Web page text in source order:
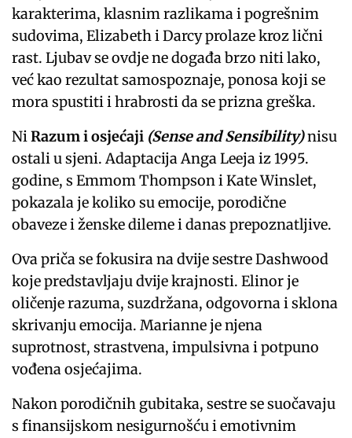
karakterima, klasnim razlikama i pogrešnim
sudovima, Elizabeth i Darcy prolaze kroz lični
rast. Ljubav se ovdje ne događa brzo niti lako,
već kao rezultat samospoznaje, ponosa koji se
mora spustiti i hrabrosti da se prizna greška.
NiRazum i osjećaji (Sense and Sensibility)nisu
ostali u sjeni. Adaptacija Anga Leeja iz 1995.
godine, s Emmom Thompson i Kate Winslet,
pokazala je koliko su emocije, porodične
obaveze i ženske dileme i danas prepoznatljive.
Ova priča se fokusira na dvije sestre Dashwood
koje predstavljaju dvije krajnosti. Elinor je
oličenje razuma, suzdržana, odgovorna i sklona
skrivanju emocija. Marianne je njena
suprotnost, strastvena, impulsivna i potpuno
vođena osjećajima.
Nakon porodičnih gubitaka, sestre se suočavaju
s finansijskom nesigurnošću i emotivnim